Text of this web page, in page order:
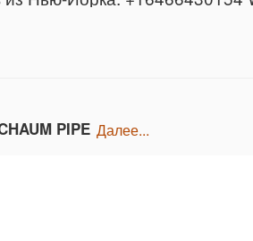
PIPE далее...